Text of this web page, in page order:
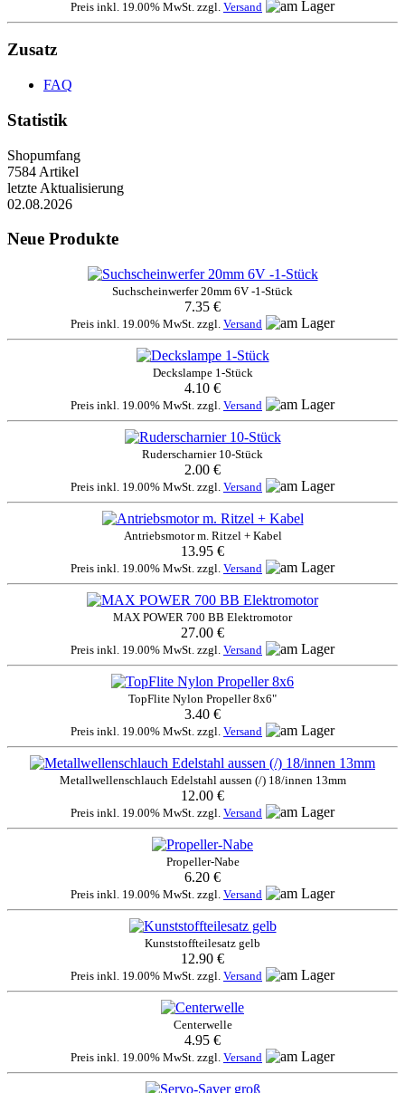
Preis inkl. 19.00% MwSt. zzgl. Versand
Zusatz
FAQ
Statistik
Shopumfang
7584 Artikel
letzte Aktualisierung
02.08.2026
Neue Produkte
Suchscheinwerfer 20mm 6V -1-Stück
7.35 €
Preis inkl. 19.00% MwSt. zzgl. Versand
Deckslampe 1-Stück
4.10 €
Preis inkl. 19.00% MwSt. zzgl. Versand
Ruderscharnier 10-Stück
2.00 €
Preis inkl. 19.00% MwSt. zzgl. Versand
Antriebsmotor m. Ritzel + Kabel
13.95 €
Preis inkl. 19.00% MwSt. zzgl. Versand
MAX POWER 700 BB Elektromotor
27.00 €
Preis inkl. 19.00% MwSt. zzgl. Versand
TopFlite Nylon Propeller 8x6"
3.40 €
Preis inkl. 19.00% MwSt. zzgl. Versand
Metallwellenschlauch Edelstahl aussen (/) 18/innen 13mm
12.00 €
Preis inkl. 19.00% MwSt. zzgl. Versand
Propeller-Nabe
6.20 €
Preis inkl. 19.00% MwSt. zzgl. Versand
Kunststoffteilesatz gelb
12.90 €
Preis inkl. 19.00% MwSt. zzgl. Versand
Centerwelle
4.95 €
Preis inkl. 19.00% MwSt. zzgl. Versand